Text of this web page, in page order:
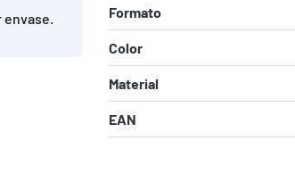
Formato
Color
Material
EAN